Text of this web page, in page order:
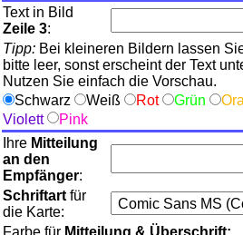
Text in Bild
Zeile 3:
Tipp: Bei kleineren Bildern lassen
bitte leer, sonst erscheint der Text
Nutzen Sie einfach die Vorschau.
Schwarz
Weiß Rot Grün
Violett
Pink
Ihre Mitteilung
an den
Empfänger:
Schriftart für
die Karte:
Farbe für Mitteilung & Überschrift: